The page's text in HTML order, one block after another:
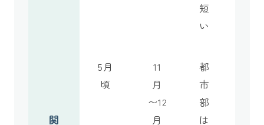
短
い
関
5月
頃
11
月
〜12
月
都
市
部
は